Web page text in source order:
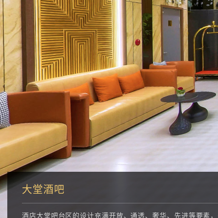
大堂酒吧
酒店大堂吧台区的设计充满开放、通透、奢华、先进等要素